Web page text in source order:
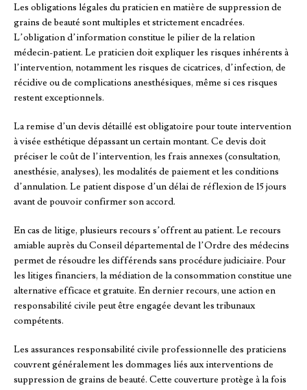
Les obligations légales du praticien en matière de suppression de
grains de beauté sont multiples et strictement encadrées.
L’obligation d’information constitue le pilier de la relation
médecin-patient. Le praticien doit expliquer les risques inhérents à
l’intervention, notamment les risques de cicatrices, d’infection, de
récidive ou de complications anesthésiques, même si ces risques
restent exceptionnels.
La remise d’un devis détaillé est obligatoire pour toute intervention
à visée esthétique dépassant un certain montant. Ce devis doit
préciser le coût de l’intervention, les frais annexes (consultation,
anesthésie, analyses), les modalités de paiement et les conditions
d’annulation. Le patient dispose d’un délai de réflexion de 15 jours
avant de pouvoir confirmer son accord.
En cas de litige, plusieurs recours s’offrent au patient. Le recours
amiable auprès du Conseil départemental de l’Ordre des médecins
permet de résoudre les différends sans procédure judiciaire. Pour
les litiges financiers, la médiation de la consommation constitue une
alternative efficace et gratuite. En dernier recours, une action en
responsabilité civile peut être engagée devant les tribunaux
compétents.
Les assurances responsabilité civile professionnelle des praticiens
couvrent généralement les dommages liés aux interventions de
suppression de grains de beauté. Cette couverture protège à la fois